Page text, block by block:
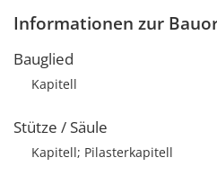
Informationen zur
Bauglied
Kapitell
Stütze / Säule
Kapitell; Pilasterkapitell